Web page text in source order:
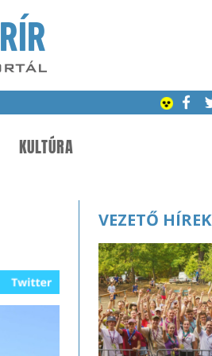
KULTÚRA
VEZETŐ HÍREK